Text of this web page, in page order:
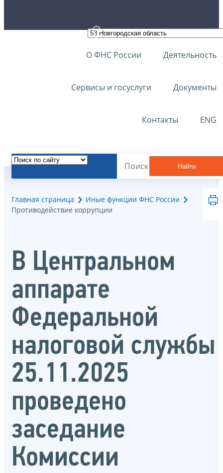
О ФНС России Деятельность
Сервисы и госуслуги Документы
Контакты ENG
Найти
Главная страница
Иные функции ФНС России
Противодействие коррупции
В Центральном
аппарате
Федеральной
налоговой службы
25.11.2025
проведено
заседание
Комиссии